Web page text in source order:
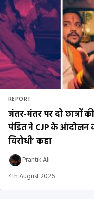
REPORT
जंतर-मंतर पर दो छात्रों
पंडित ने CJP के आंदोलन
विरोधी’ कहा
Prantik Ali
4th August 2026